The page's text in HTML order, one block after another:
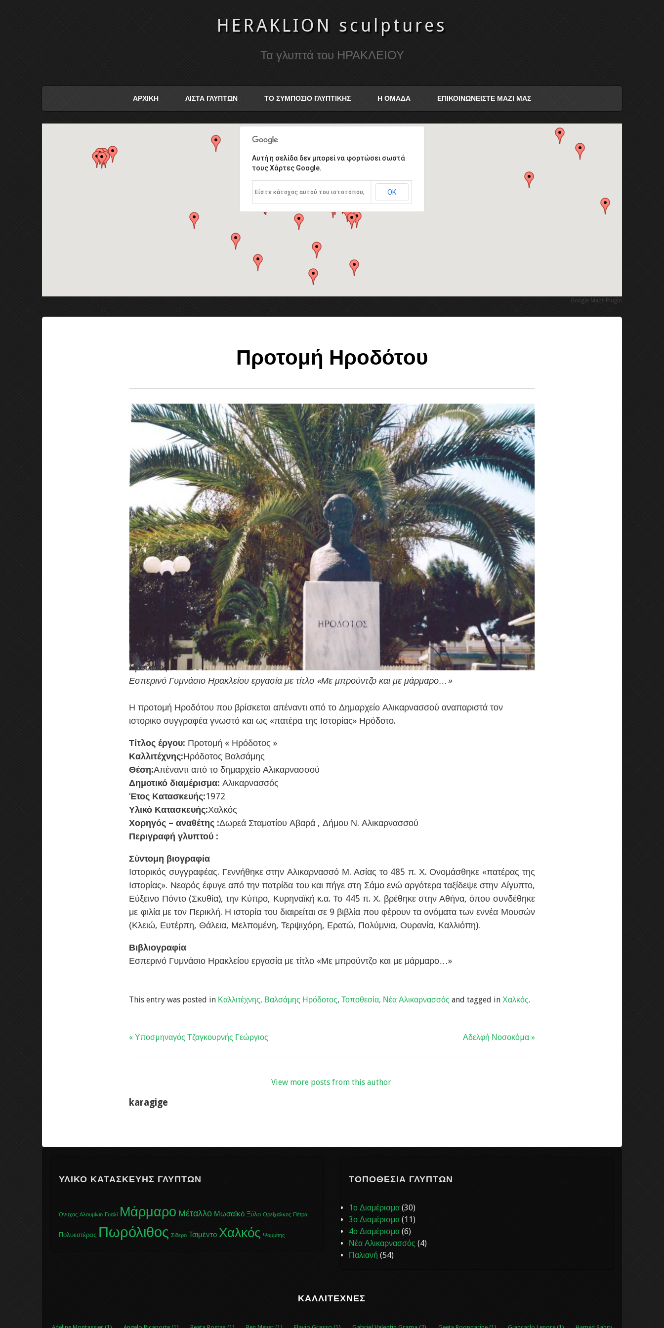
HERAKLION sculptures
Τα γλυπτά του ΗΡΑΚΛΕΙΟΥ
ΑΡΧΙΚΗ ΛΙΣΤΑ ΓΛΥΠΤΩΝ ΤΟ ΣΥΜΠΟΣΙΟ ΓΛΥΠΤΙΚΗΣ Η ΟΜΑΔΑ ΕΠΙΚΟΙΝΩΝΕΙΣΤΕ ΜΑΖΙ ΜΑΣ
Αυτή η σελίδα δεν μπορεί να φορτώσει σωστά
τους Χάρτες Google.
Είστε κάτοχος αυτού του ιστοτόπου; ΟΚ
Google Maps Plugin
Προτομή Ηροδότου
Ηρόδοτος
Εσπερινό Γυμνάσιο Ηρακλείου εργασία με τίτλο «Με μπρούντζο και με μάρμαρο…»
Η προτομή Ηροδότου που βρίσκεται απέναντι από το Δημαρχείο Αλικαρνασσού αναπαριστά τον
ιστορικο συγγραφέα γνωστό και ως «πατέρα της Ιστορίας» Ηρόδοτο.
Τίτλος έργου: Προτομή « Ηρόδοτος »
Καλλιτέχνης:Ηρόδοτος Βαλσάμης
Θέση:Απέναντι από το δημαρχείο Αλικαρνασσού
Δημοτικό διαμέρισμα:Αλικαρνασσός
Έτος Κατασκευής:1972
Υλικό Κατασκευής:Χαλκός
Χορηγός – αναθέτης :Δωρεά Σταματίου Αβαρά , Δήμου Ν. Αλικαρνασσού
Περιγραφή γλυπτού :
Σύντομη βιογραφία
Ιστορικός συγγραφέας. Γεννήθηκε στην Αλικαρνασσό Μ. Ασίας το 485 π. Χ. Ονομάσθηκε «πατέρας της
Ιστορίας». Νεαρός έφυγε από την πατρίδα του και πήγε στη Σάμο ενώ αργότερα ταξίδεψε στην Αίγυπτο,
Εύξεινο Πόντο (Σκυθία), την Κύπρο, Κυρηναϊκή κ.α. Το 445 π. Χ. βρέθηκε στην Αθήνα, όπου συνδέθηκε
με φιλία με τον Περικλή. Η ιστορία του διαιρείται σε 9 βιβλία που φέρουν τα ονόματα των εννέα Μουσών
(Κλειώ, Ευτέρπη, Θάλεια, Μελπομένη, Τερψιχόρη, Ερατώ, Πολύμνια, Ουρανία, Καλλιόπη).
Βιβλιογραφία
Εσπερινό Γυμνάσιο Ηρακλείου εργασία με τίτλο «Με μπρούντζο και με μάρμαρο…»
This entry was posted in Καλλιτέχνης, Βαλσάμης Ηρόδοτος,Τοποθεσία, Νέα Αλικαρνασσός and tagged inΧαλκός.
« Υποσµηναγός Τζαγκουρνής Γεώργιος Αδελφή Νοσοκόµα »
karagige
View more posts from this author
ΥΛΙΚΌ ΚΑΤΑΣΚΕΥΉΣ ΓΛΥΠΤΏΝ
Όνυχας Αλουμίνιο Γυαλί Μάρμαρο Μέταλλο Μωσαϊκό Ξύλο Ορείχαλκος Πέτρα
Πολυεστέρας Πωρόλιθος Σίδερο Τσιμέντο Χαλκός Ψαμμίτης
ΤΟΠΟΘΕΣΊΑ ΓΛΥΠΤΏΝ
1ο Διαμέρισμα(30)
3ο Διαμέρισμα(11)
4ο Διαμέρισμα(6)
Νέα Αλικαρνασσός (4)
Παλιανή (54)
ΚΑΛΛΙΤΈΧΝΕΣ